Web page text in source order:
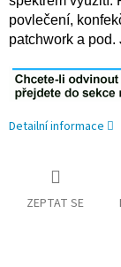
povlečení,
patchwork a
Detailní informace
ZEPTAT SE